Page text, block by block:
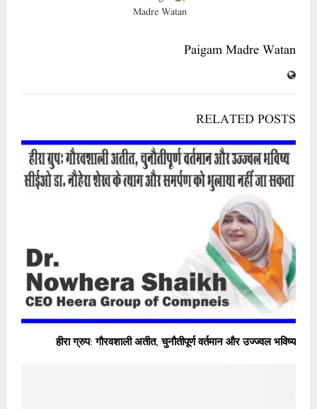
Paigam Madre Watan
RELATED POSTS
हीरा ग्रुप: गौरवशाली अतीत, चुनौतीपूर्ण वर्तमान और उज्ज्वल भविष्य